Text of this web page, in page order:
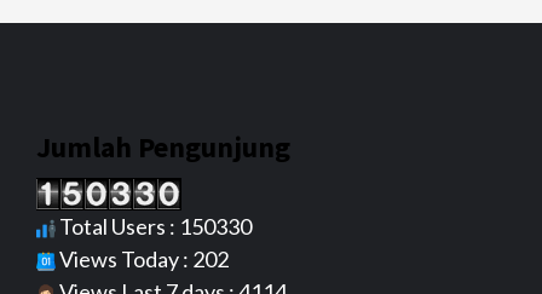
Jumlah Pengunjung
Total Users : 150330
Views Today : 202